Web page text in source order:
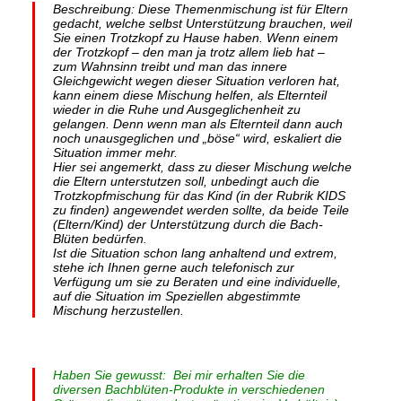
Beschreibung: Diese Themenmischung ist für Eltern
gedacht, welche selbst Unterstützung brauchen, weil
Sie einen Trotzkopf zu Hause haben. Wenn einem
der Trotzkopf – den man ja trotz allem lieb hat –
zum Wahnsinn treibt und man das innere
Gleichgewicht wegen dieser Situation verloren hat,
kann einem diese Mischung helfen, als Elternteil
wieder in die Ruhe und Ausgeglichenheit zu
gelangen. Denn wenn man als Elternteil dann auch
noch unausgeglichen und „böse“ wird, eskaliert die
Situation immer mehr.
Hier sei angemerkt, dass zu dieser Mischung welche
die Eltern unterstutzen soll, unbedingt auch die
Trotzkopfmischung für das Kind (in der Rubrik KIDS
zu finden) angewendet werden sollte, da beide Teile
(Eltern/Kind) der Unterstützung durch die Bach-
Blüten bedürfen.
Ist die Situation schon lang anhaltend und extrem,
stehe ich Ihnen gerne auch telefonisch zur
Verfügung um sie zu Beraten und eine individuelle,
auf die Situation im Speziellen abgestimmte
Mischung herzustellen.
Haben Sie gewusst: Bei mir erhalten Sie die
diversen Bachblüten-Produkte in verschiedenen